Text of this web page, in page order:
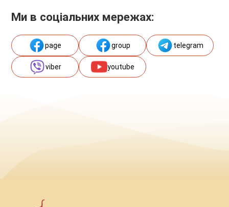
Ми в соціальних мережах:
page group telegram
viber youtube